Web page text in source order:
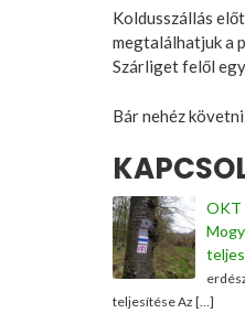
Koldusszállás
megtalálhatjuk a
Szárliget felől
Bár nehéz
OKT
teljesítése Az […]